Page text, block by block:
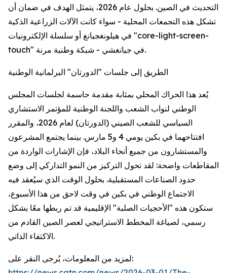
التحديث في الصين. بحلول عام 2026، يتمثل الهدف في ضمان أن
تشكل هذه التجمعات المحلية - سواء كانت الآلات الزراعية الذكية
في هيلونغجيانغ أو سلسلة الإلكترونيات "core-light-screen-
touch" في جيانغشي - شبكة وطنية مرنة.
الطريق إلى جلسات "الدورتان" البرلمانية الوطنية
يُعد هذا الحراك المحلي بمثابة مقدمة حاسمة لجلسات المجلس
الوطني لنواب الشعب واللجنة الوطنية للمؤتمر الاستشاري
السياسي للشعب الصيني (الدورتان) لعام 2026، والمقرر
افتتاحهما في بكين يومي 4 و5 مارس. بينما يجتمع المشرعون
والمستشارون من جميع أنحاء البلاد، فإن الإشارات الواردة من
المقاطعات واضحة: لقد تحول التركيز من النمو التداركي إلى وضع
حدود الصناعات المستقبلية. بحلول الوقت الذي سيُعقد فيه
الاجتماع الوطني في بكين في وقت لاحق من هذا الأسبوع،
ستكون هذه "الأحجيات الصلبة" الإقليمية قد تم ربطها معًا بشكل
رسمي، لصياغة المخطط الاستراتيجي لعصر الصين القادم من
الاكتفاء الذاتي.
لمزيد من المعلومات، يُرجى النقر على: